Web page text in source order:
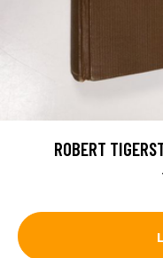
ROBERT